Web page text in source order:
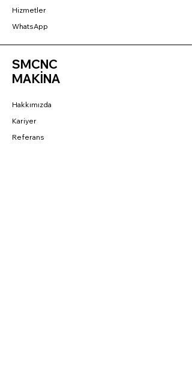
Hizmetler
WhatsApp
SMCNC
MAKİNA
Hakkımızda
Kariyer
Referans